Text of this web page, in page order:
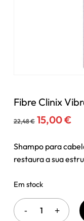
Fibre Clinix
22,48€ O
original
era:
15,00€O
é:
Shampo para
restaura a sua
Em stock